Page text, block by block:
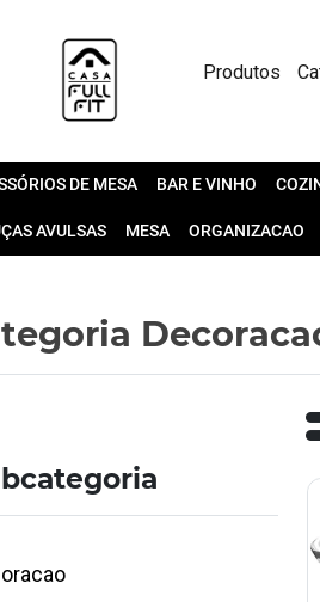
Produtos
DE MESA BAR E VINHO
AVULSAS MESA ORGANIZACAO